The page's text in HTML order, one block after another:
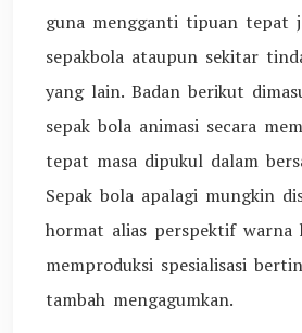
guna mengganti tipuan tepat
sepakbola ataupun sekitar
yang lain. Badan berikut
sepak bola animasi secara
tepat masa dipukul dalam
Sepak bola apalagi mungkin
hormat alias perspektif warna
memproduksi spesialisasi
tambah mengagumkan.